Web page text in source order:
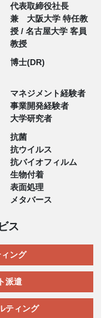
代表取締役社長
兼 大阪大学 特任教
授 / 名古屋大学 客員
教授
博士(DR)
マネジメント経験者
事業開発経験者
大学研究者
抗菌
抗ウイルス
抗バイオフィルム
生物付着
表面処理
メタバース
ス
ング
派遣
ティング